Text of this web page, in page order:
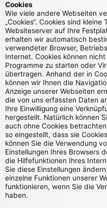
Cookies
Wie viele andere Webseiten
„Cookies“. Cookies sind
Websiteserver auf Ihre
erhalten wir automatisch
verwendeter Browser,
Internet. Cookies können
Programme zu starten oder
übertragen. Anhand der in
können wir Ihnen die
Anzeige unserer Webseiten
die von uns erfassten Daten
Ihre Einwilligung eine
hergestellt. Natürlich können
auch ohne Cookies
so eingestellt, dass sie
können Sie die Verwendung
Einstellungen Ihres Browsers
die Hilfefunktionen Ihres
Sie diese Einstellungen
einzelne Funktionen unserer
funktionieren, wenn Sie die
haben.